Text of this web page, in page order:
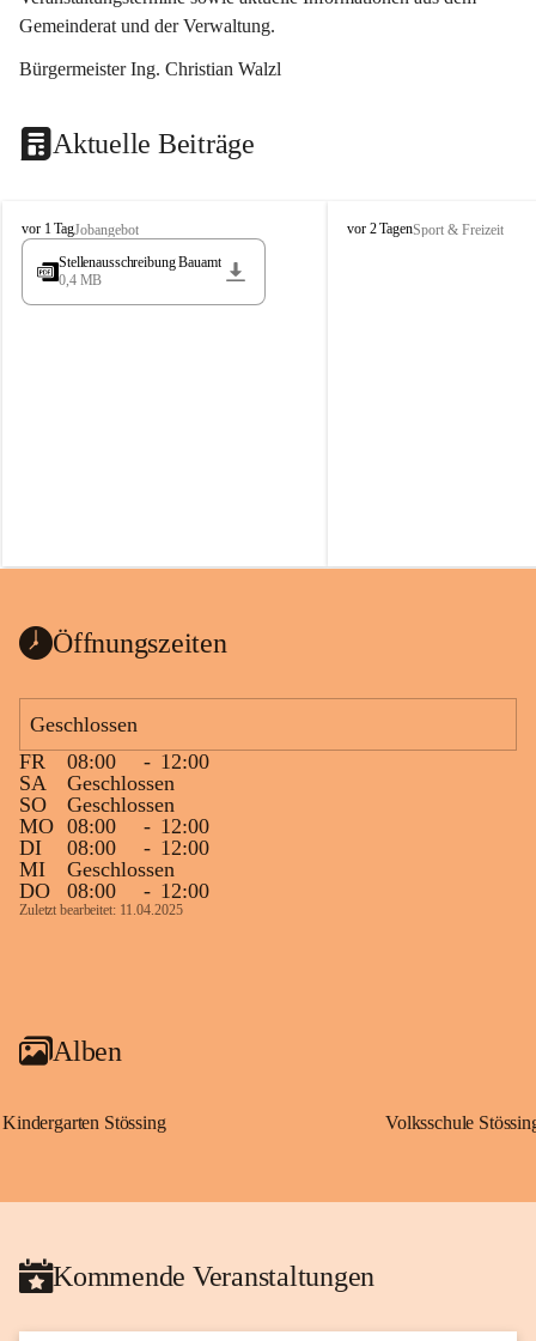
Gemeinderat und der Verwaltung.
Bürgermeister Ing. Christian Walzl
Aktuelle Beiträge
S
t
s
vor 1 TagJobangebot
Stellenausschreibung Bauamt
0,4 MB
S
vor 2 TagenSport & Freizeit
Öffnungszeiten
Geschlossen
FR
08:00 - 12:00
SA
Geschlossen
SO
Geschlossen
MO 08:00 - 12:00
DI
08:00 - 12:00
MI
Geschlossen
DO
08:00 - 12:00
Zuletzt bearbeitet: 11.04.2025
Alben
Kindergarten Stössing Volksschule
Kommende Veranstaltungen